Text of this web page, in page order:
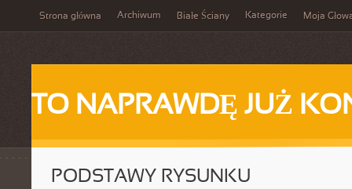
Strona główna Archiwum Białe Ściany Kategorie Moja
TO NAPRAWDĘ JUŻ
PODSTAWY RYSUNKU